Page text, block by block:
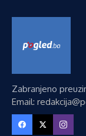
Zabranjeno
Email: